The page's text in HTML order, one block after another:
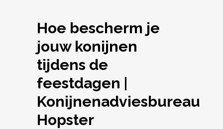
Hoe bescherm je
jouw konijnen
tijdens de
feestdagen |
Konijnenadviesbureau
Hopster